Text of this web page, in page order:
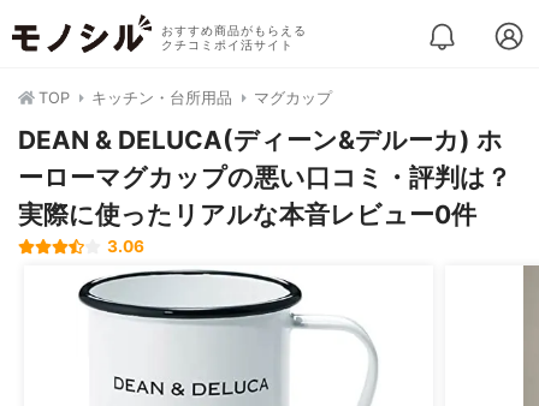
おすすめ商品がもらえる
クチコミポイ活サイト
TOP キッチン・台所用品 マグカップ
DEAN & DELUCA(ディーン&デルーカ) ホ
ーローマグカップの悪い口コミ・評判は？
実際に使ったリアルな本音レビュー0件
3.06